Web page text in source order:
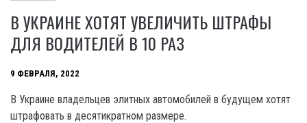
В УКРАИНЕ ХОТЯТ УВЕЛИЧИТЬ ШТРАФЫ
ДЛЯ ВОДИТЕЛЕЙ В 10 РАЗ
9 ФЕВРАЛЯ, 2022
В Украине владельцев элитных автомобилей в будущем хотят
штрафовать в десятикратном размере.